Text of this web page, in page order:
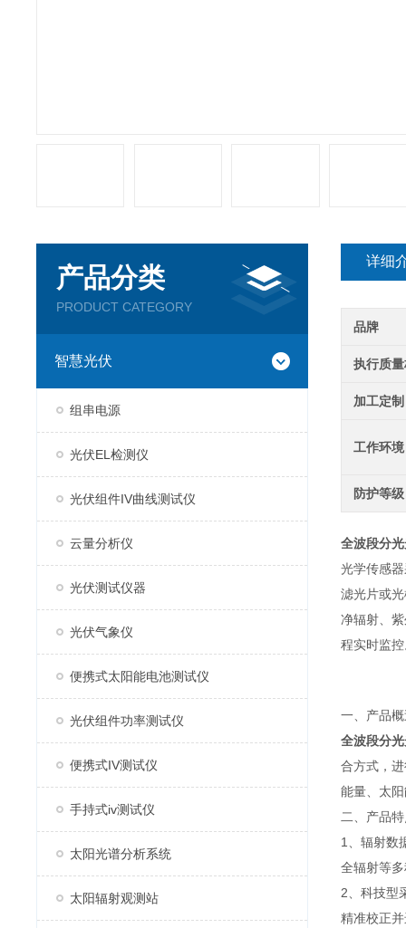
产品分类
PRODUCT CATEGORY
智慧光伏
组串电源
光伏EL检测仪
光伏组件IV曲线测试仪
云量分析仪
光伏测试仪器
光伏气象仪
便携式太阳能电池测试仪
光伏组件功率测试仪
便携式IV测试仪
手持式iv测试仪
太阳光谱分析系统
太阳辐射观测站
详细
品牌
执行质
加工定制
工作环境
防护等级
全波段分
光学传感
滤光片或
净辐射、
程实时监
一、产品
全波段分
合方式，
能量、太
二、产品
1、辐射数
全辐射等
2、科技型
精准校正